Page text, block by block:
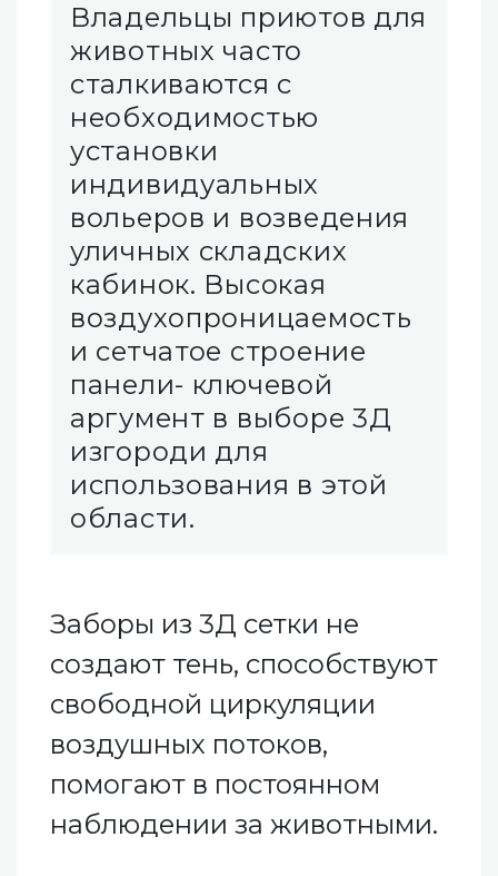
Владельцы приютов для
животных часто
сталкиваются с
необходимостью
установки
индивидуальных
вольеров и возведения
уличных складских
кабинок. Высокая
воздухопроницаемость
и сетчатое строение
панели- ключевой
аргумент в выборе 3Д
изгороди для
использования в этой
области.
Заборы из 3Д сетки не
создают тень, способствуют
свободной циркуляции
воздушных потоков,
помогают в постоянном
наблюдении за животными.